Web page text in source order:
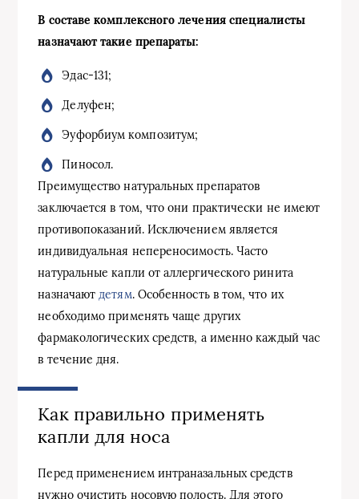
В составе комплексного лечения специалисты
назначают такие препараты:
Эдас-131;
Делуфен;
Эуфорбиум композитум;
Пиносол.
Преимущество натуральных препаратов
заключается в том, что они практически не имеют
противопоказаний. Исключением является
индивидуальная непереносимость. Часто
натуральные капли от аллергического ринита
назначаютдетям. Особенность в том, что их
необходимо применять чаще других
фармакологических средств, а именно каждый час
в течение дня.
Как правильно применять
капли для носа
Перед применением интраназальных средств
нужно очистить носовую полость. Для этого